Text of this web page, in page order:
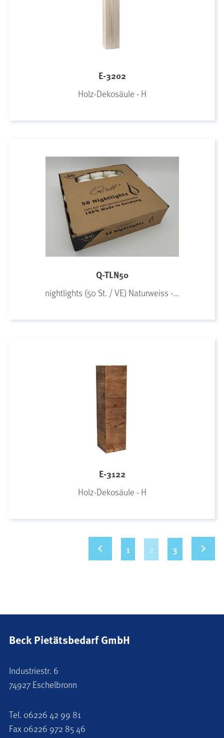
E-3202
Holz-Dekosäule - H
Q-TLN50
nightlights (50 St. / VE) Naturweiss -...
E-3122
Holz-Dekosäule - H
keyboard_arrow_left 1 2 3 keyboard_arrow_right
Beck Pietätsbedarf GmbH
Industriestr. 6
74927 Eschelbronn
Tel. 06226 42 99 81
Fax 06226 972 85 46